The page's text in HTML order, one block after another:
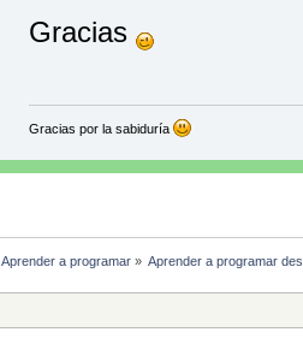
Gracias
Gracias por la sabiduría
Aprender a programar» Aprender a programar